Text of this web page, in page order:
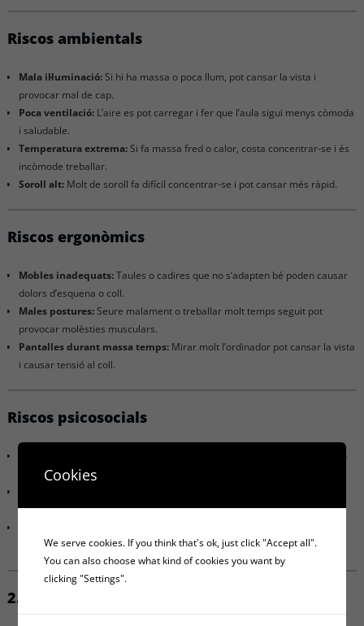
Riscos ambientals
Mala il·luminació:Si hi ha massa o poca llum, pot cansar la vista i
provocar mal de cap.
Poca ventilació:L’aire es pot carregar i fer que l’aula sigui menys còmoda
i saludable.
Temperatura extrema:Si fa massa fred o calor, costa concentrar-se i és
incòmode treballar.
Soroll alt:Molt de soroll fa difícil concentrar-se i pot cansar més ràpid.
Riscos ergonòmics
Mobles inadequats:Taules o cadires que no s’adapten bé poden causar
dolors d’esquena o coll.
Males postures:Seure malament o treballar molt temps seguit pot
provocar molèsties musculars.
Pantalles durant massa temps:Mirar molt l’ordinador pot cansar la vista
i causar tensió al coll.
Riscos psicosocials
Pot provocar cansament, ansietat o
nervis.
pots sentir-te sol o desanimat.
afectar molt l’ambient i el rendiment.
2. Classificació dels riscos
Cookies
We serve cookies. If you think that's ok, just click "Accept all".
You can also choose what kind of cookies you want by
clicking "Settings".